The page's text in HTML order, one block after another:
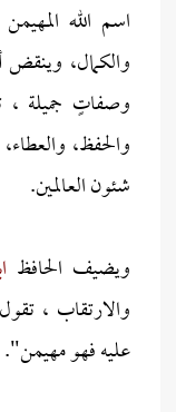
اسم الله
والكمال،
وصفاتٍ جميلة ،
والحفظ،
شئون العالمين.
ويضيف الحافظ
والارتقاب ،
عليه فهو مهيمن".